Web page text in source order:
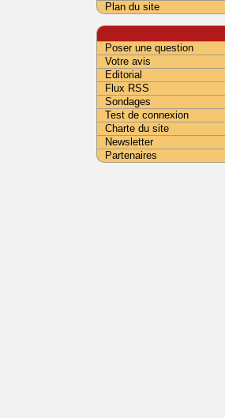
Plan du site
Poser une question
Votre avis
Editorial
Flux RSS
Sondages
Test de connexion
Charte du site
Newsletter
Partenaires